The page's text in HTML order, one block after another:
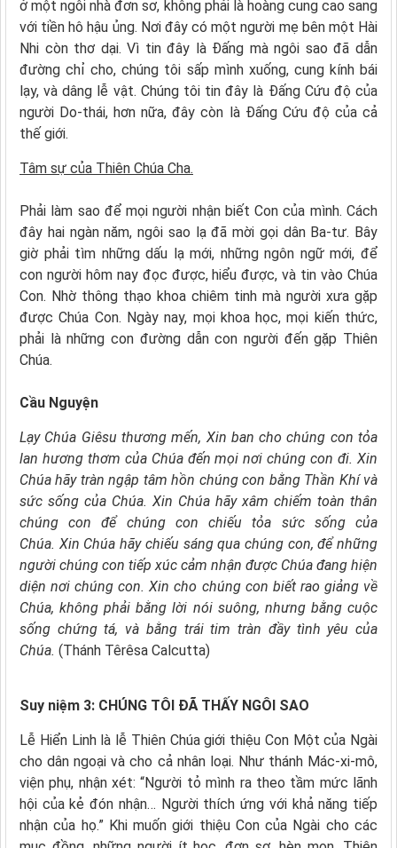
ở một ngôi nhà đơn sơ, không phải là hoàng cung cao sang
với tiền hô hậu ủng. Nơi đây có một người mẹ bên một Hài
Nhi còn thơ dại. Vì tin đây là Đấng mà ngôi sao đã dẫn
đường chỉ cho, chúng tôi sấp mình xuống, cung kính bái
lạy, và dâng lễ vật. Chúng tôi tin đây là Đấng Cứu độ của
người Do-thái, hơn nữa, đây còn là Đấng Cứu độ của cả
thế giới.
Tâm sự của Thiên Chúa Cha.
Phải làm sao để mọi người nhận biết Con của mình. Cách
đây hai ngàn năm, ngôi sao lạ đã mời gọi dân Ba-tư. Bây
giờ phải tìm những dấu lạ mới, những ngôn ngữ mới, để
con người hôm nay đọc được, hiểu được, và tin vào Chúa
Con. Nhờ thông thạo khoa chiêm tinh mà người xưa gặp
được Chúa Con. Ngày nay, mọi khoa học, mọi kiến thức,
phải là những con đường dẫn con người đến gặp Thiên
Chúa.
Cầu Nguyện
Lạy Chúa Giêsu thương mến, Xin ban cho chúng con tỏa
lan hương thơm của Chúa đến mọi nơi chúng con đi. Xin
Chúa hãy tràn ngập tâm hồn chúng con bằng Thần Khí và
sức sống của Chúa. Xin Chúa hãy xâm chiếm toàn thân
chúng con để chúng con chiếu tỏa sức sống của
Chúa. Xin Chúa hãy chiếu sáng qua chúng con, để những
người chúng con tiếp xúc cảm nhận được Chúa đang hiện
diện nơi chúng con. Xin cho chúng con biết rao giảng về
Chúa, không phải bằng lời nói suông, nhưng bằng cuộc
sống chứng tá, và bằng trái tim tràn đầy tình yêu của
Chúa. (Thánh Têrêsa Calcutta)
Suy niệm 3: CHÚNG TÔI ĐÃ THẤY NGÔI SAO
Lễ Hiển Linh là lễ Thiên Chúa giới thiệu Con Một của Ngài
cho dân ngoại và cho cả nhân loại. Như thánh Mác-xi-mô,
viện phụ, nhận xét: “Người tỏ mình ra theo tầm mức lãnh
hội của kẻ đón nhận… Người thích ứng với khả năng tiếp
nhận của họ.” Khi muốn giới thiệu Con của Ngài cho các